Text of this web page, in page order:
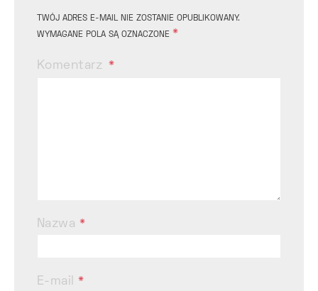
TWÓJ ADRES E-MAIL NIE ZOSTANIE OPUBLIKOWANY.
WYMAGANE POLA SĄ OZNACZONE *
Komentarz
Nazwa *
E-mail*